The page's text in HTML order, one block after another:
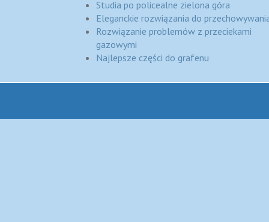
Studia po policealne zielona góra
Eleganckie rozwiązania do
Rozwiązanie problemów z przeciekami
gazowymi
Najlepsze części do grafenu